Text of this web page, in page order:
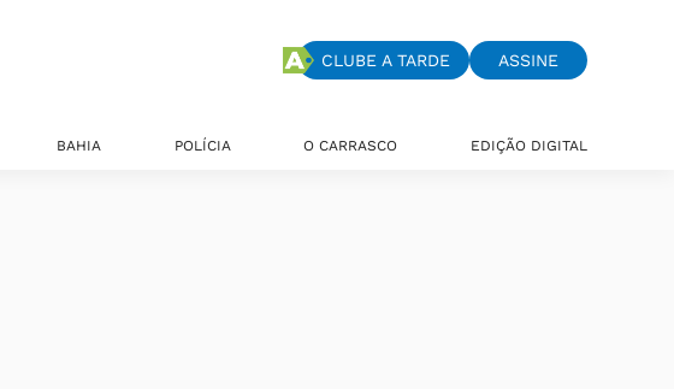
CLUBE A TARDE ASSINE
BAHIA POLÍCIA O CARRASCO EDIÇÃO DIGITAL